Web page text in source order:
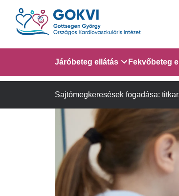
Ugrás
tartalomra
Domain
menu
for
GOKVI
(main
Járóbeteg ellátás
Járóbeteg Információk
Szakambulanciák
Fekvőbeteg
Gyermek
Gyermek
em.
Gyermek
Sajtómegkeresések fogadása: